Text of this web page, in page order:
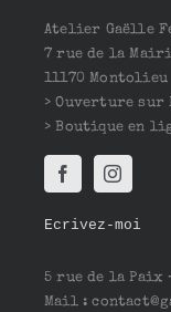
Atelier Gaëlle
7 rue de la
11170 Montolieu
> Ouverture sur
> Boutique en
Ecrivez-moi
5 rue de la Paix
Mail :